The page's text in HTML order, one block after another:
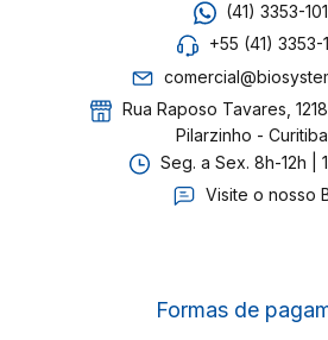
(41) 3353-
+55 (41) 3353-
Rua Raposo Tavares,
Pilarzinho -
Seg. a Sex. 8h-12h |
Visite o nosso
Formas de